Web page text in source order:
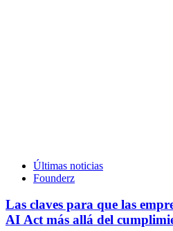
Últimas noticias
Founderz
Las claves para que las
AI Act más allá del